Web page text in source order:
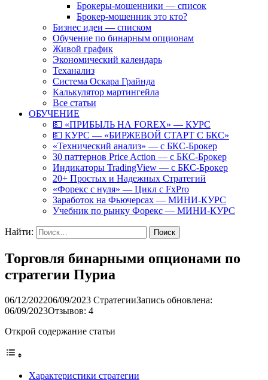
Брокеры-мошенники — список
Брокер-мошенник это кто?
Бизнес идеи — списком
Обучение по бинарным опционам
Живой график
Экономический календарь
Теханализ
Система Оскара Грайнда
Калькулятор мартингейла
Все статьи
ОБУЧЕНИЕ
💵 «ПРИБЫЛЬ НА FOREX» — КУРС
💵 КУРС — «БИРЖЕВОЙ СТАРТ С БКС»
«Технический анализ» — с БКС-Брокер
30 паттернов Price Action — с БКС-Брокер
Индикаторы TradingView — с БКС-Брокер
20+ Простых и Надежных Стратегий
«Форекс с нуля» — Цикл с FxPro
Заработок на Фьючерсах — МИНИ-КУРС
Учебник по рынку Форекс — МИНИ-КУРС
Найти:
Торговля бинарными опционами по
стратегии Пуриа
06/12/202206/09/2023 СтратегииЗапись обновлена:
06/09/2023Отзывов: 4
Открой содержание статьи
Характеристики стратегии